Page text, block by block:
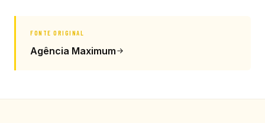
FONTE ORIGINAL
Agência Maximum